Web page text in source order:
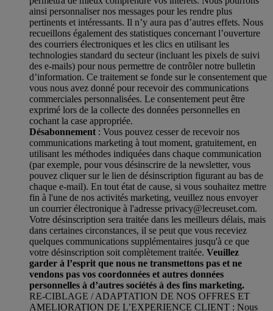
ainsi personnaliser nos messages pour les rendre plus
pertinents et intéressants. Il n’y aura pas d’autres effets. Nous
recueillons également des statistiques concernant l’ouverture
des courriers électroniques et les clics en utilisant les
technologies standard du secteur (incluant les pixels de suivi
des e-mails) pour nous permettre de contrôler notre bulletin
d’information. Ce traitement se fonde sur le consentement que
vous nous avez donné pour recevoir des communications
commerciales personnalisées. Le consentement peut être
exprimé lors de la collecte des données personnelles en
cochant la case appropriée.
Désabonnement : Vous pouvez cesser de recevoir nos
communications marketing à tout moment, gratuitement, en
utilisant les méthodes indiquées dans chaque communication
(par exemple, pour vous désinscrire de la newsletter, vous
pouvez cliquer sur le lien de désinscription figurant au bas de
chaque e-mail). En tout état de cause, si vous souhaitez mettre
fin à l'une de nos activités marketing, veuillez nous envoyer
un courrier électronique à l'adresse privacy@lecreuset.com.
Votre désinscription sera traitée dans les meilleurs délais, mais
dans certaines circonstances, il se peut que vous receviez
quelques communications supplémentaires jusqu'à ce que
votre désinscription soit complètement traitée. Veuillez
garder à l’esprit que nous ne transmettons pas et ne
vendons pas vos coordonnées et autres données
personnelles à d’autres sociétés à des fins marketing.
RE-CIBLAGE / ADAPTATION DE NOS OFFRES ET
AMELIORATION DE L’EXPERIENCE CLIENT : Nous